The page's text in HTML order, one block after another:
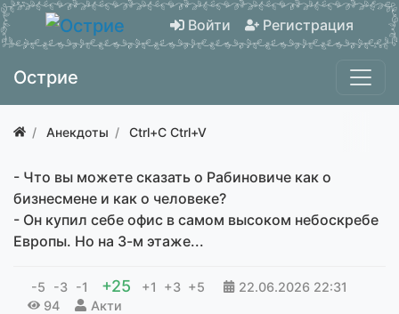
Войти Регистрация
Острие
Анекдоты Ctrl+C Ctrl+V
- Что вы можете сказать о Рабиновиче как о
бизнесмене и как о человеке?
- Он купил себе офис в самом высоком небоскребе
Европы. Но на 3-м этаже...
-5 -3 -1 +25 +1 +3 +5 22.06.2026 22:31
94
Акти